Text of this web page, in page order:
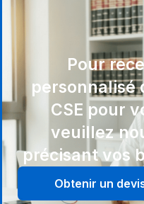
Pour
personnalisé
CSE pour
veuillez
précisant vos
Obtenir un